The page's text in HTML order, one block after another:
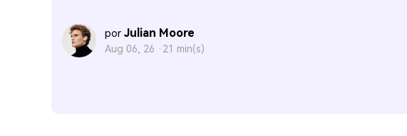
por Julian Moore
Aug 06, 26 · 21 min(s)